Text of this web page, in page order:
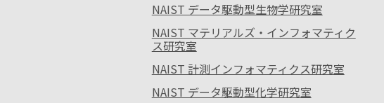
NAIST データ駆動型生物学研究室
NAIST マテリアルズ・インフォマティク
ス研究室
NAIST 計測インフォマティクス研究室
NAIST データ駆動型化学研究室